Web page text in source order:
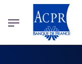
ACPR Menu Principal